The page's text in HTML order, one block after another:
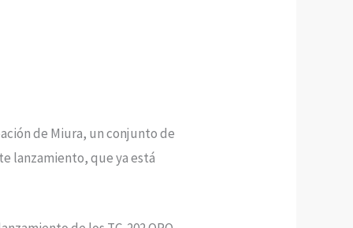
de Miura, un conjunto de
lanzamiento, que ya está